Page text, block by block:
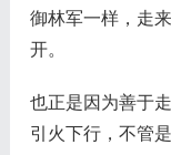
御林军一样，走
开。
也正是因为善于
引火下行，不管